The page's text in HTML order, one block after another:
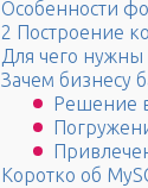
Особенности
2 Построение
Для чего нужны
Зачем бизнесу
Решение
Коротко об